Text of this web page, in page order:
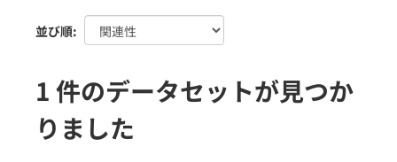
並び順
1 件のデータセットが見つか
りました